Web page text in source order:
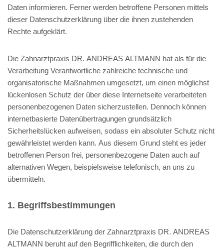
Daten informieren. Ferner werden betroffene Personen mittels
dieser Datenschutzerklärung über die ihnen zustehenden
Rechte aufgeklärt.
Die Zahnarztpraxis DR. ANDREAS ALTMANN hat als für die
Verarbeitung Verantwortliche zahlreiche technische und
organisatorische Maßnahmen umgesetzt, um einen möglichst
lückenlosen Schutz der über diese Internetseite verarbeiteten
personenbezogenen Daten sicherzustellen. Dennoch können
internetbasierte Datenübertragungen grundsätzlich
Sicherheitslücken aufweisen, sodass ein absoluter Schutz nicht
gewährleistet werden kann. Aus diesem Grund steht es jeder
betroffenen Person frei, personenbezogene Daten auch auf
alternativen Wegen, beispielsweise telefonisch, an uns zu
übermitteln.
1. Begriffsbestimmungen
Die Datenschutzerklärung der Zahnarztpraxis DR. ANDREAS
ALTMANN beruht auf den Begrifflichkeiten, die durch den